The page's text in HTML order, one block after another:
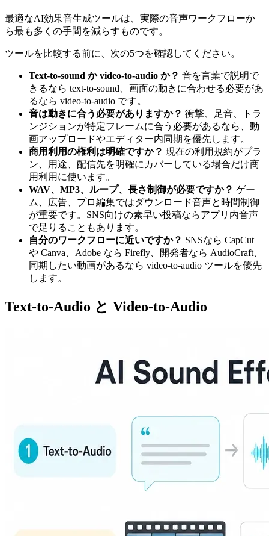
最適なAI効果音生成ツールは、実際の音声ワークフローか
ら最も多くの手間を減らすものです。
ツールを比較する前に、次の5つを確認してください。
Text-to-sound か video-to-audio か？ 音を言葉で説明で
きるなら text-to-sound、画面の動きに合わせる必要があ
るなら video-to-audio です。
音は動きに合う必要がありますか？ 衝撃、足音、トラ
ンジションが特定フレームに合う必要があるなら、動
画アップロードやエディター内同期を優先します。
商用利用の権利は明確ですか？ 現在の利用規約がプラ
ン、用途、配信先を明確にカバーしている場合だけ商
用利用に使います。
WAV、MP3、ループ、長さ制御が必要ですか？ ゲー
ム、広告、プロ編集ではダウンロード音声と時間制御
が重要です。SNS向けの素早い投稿ならアプリ内音声
で足りることもあります。
自分のワークフローに近いですか？ SNSなら CapCut
や Canva、Adobe なら Firefly、開発者なら AudioCraft、
同期したい動画があるなら video-to-audio ツールを優先
します。
Text-to-Audio と Video-to-Audio